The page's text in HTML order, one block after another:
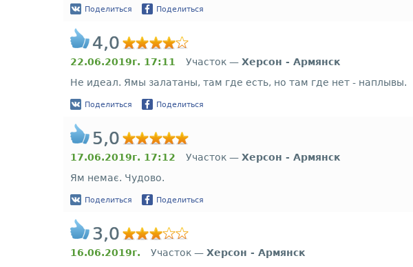
Поделиться Поделиться
4,0
22.06.2019г. 17:11 Участок — Херсон - Армянск
Не идеал. Ямы залатаны, там где есть, но там где нет - наплывы.
Поделиться Поделиться
5,0
17.06.2019г. 17:12 Участок — Херсон - Армянск
Ям немає. Чудово.
Поделиться Поделиться
3,0
16.06.2019г. Участок — Херсон - Армянск